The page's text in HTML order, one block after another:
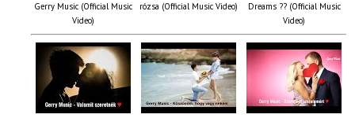
Gerry Music (Official Music
Video)
rózsa (Official Music Video)
Dreams ?? (Official Music
Video)